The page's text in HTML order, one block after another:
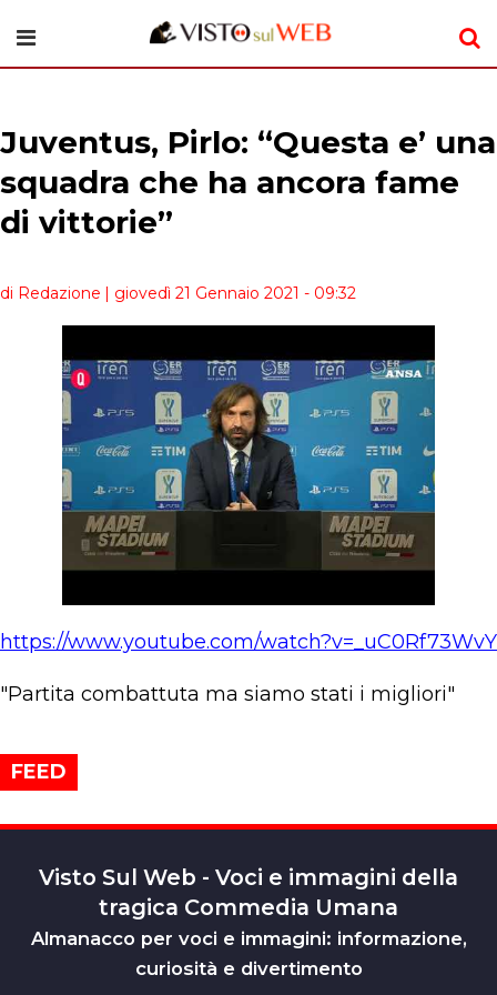
Juventus, Pirlo: “Questa e’ una
squadra che ha ancora fame
di vittorie”
di Redazione | giovedì 21 Gennaio 2021 - 09:32
https://www.youtube.com/watch?v=_uC0Rf73WvY
"Partita combattuta ma siamo stati i migliori"
FEED
Visto Sul Web - Voci e immagini della
tragica Commedia Umana
Almanacco per voci e immagini: informazione,
curiosità e divertimento